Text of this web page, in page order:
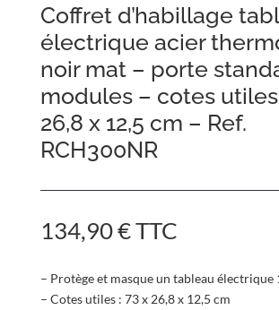
Coffret d’habillage
électrique acier
noir mat – porte
modules – cotes
26,8 x 12,5 cm – Ref.
RCH300NR
134,90€TTC
– Protège et masque un tableau électrique
– Cotes utiles : 73 x 26,8 x 12,5 cm